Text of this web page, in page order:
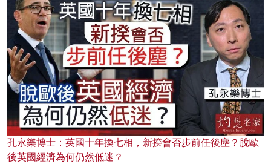
孔永樂博士：英國十年換七相，新揆會否步前任後塵？脫歐
後英國經濟為何仍然低迷？